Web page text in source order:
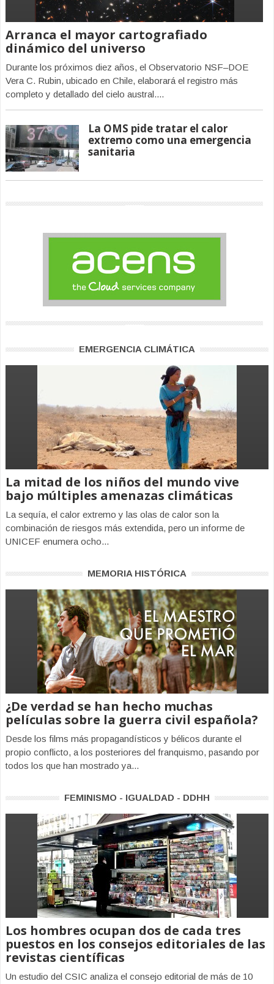
Arranca el mayor cartografiado
dinámico del universo
Durante los próximos diez años, el Observatorio NSF–DOE
Vera C. Rubin, ubicado en Chile, elaborará el registro más
completo y detallado del cielo austral....
La OMS pide tratar el calor
extremo como una emergencia
sanitaria
EMERGENCIA CLIMÁTICA
La mitad de los niños del mundo vive
bajo múltiples amenazas climáticas
La sequía, el calor extremo y las olas de calor son la
combinación de riesgos más extendida, pero un informe de
UNICEF enumera ocho...
MEMORIA HISTÓRICA
¿De verdad se han hecho muchas
películas sobre la guerra civil española?
Desde los films más propagandísticos y bélicos durante el
propio conflicto, a los posteriores del franquismo, pasando por
todos los que han mostrado ya...
FEMINISMO - IGUALDAD - DDHH
Los hombres ocupan dos de cada tres
puestos en los consejos editoriales de las
revistas científicas
Un estudio del CSIC analiza el consejo editorial de más de 10